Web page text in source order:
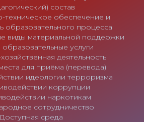
состав
техническое обеспечение и
образовательного процесса
виды материальной поддержки
услуги
деятельность
для приёма (перевода)
идеологии терроризма
коррупции
наркотикам
сотрудничество
Доступная среда